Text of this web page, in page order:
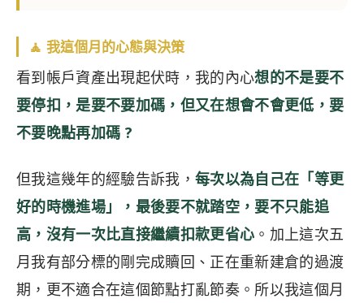
🧘 我這個月的心態與決策
看到帳戶資產出現起伏時，我的內心想的不是要不
要停扣，是要不要加碼，但又在想會不會更低，要
不要晚點再加碼 ?
但我這幾年的經驗告訴我，每次以為自己在「等更
好的時機進場」，最後要不就踏空，要不只能追
高，沒有一次比直接繼續扣款更省心 。加上這次五
月我有部分標的剛完成贖回、正在重新建倉的過渡
期，更不適合在這個節點打亂節奏。所以我這個月